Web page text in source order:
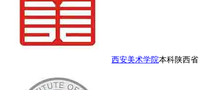
西安美术学院本科陕西省